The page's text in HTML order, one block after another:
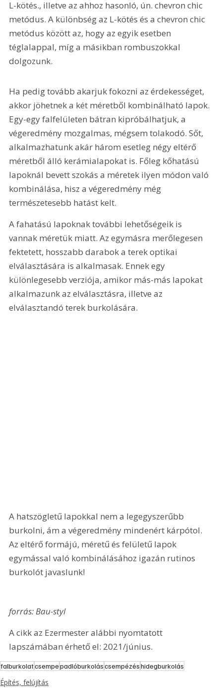
L-kötés., illetve az ahhoz hasonló, ún. chevron chic
metódus. A különbség az L-kötés és a chevron chic
metódus között az, hogy az egyik esetben
téglalappal, míg a másikban rombuszokkal
dolgozunk.
Ha pedig tovább akarjuk fokozni az érdekességet,
akkor jöhetnek a két méretből kombinálható lapok.
Egy-egy falfelületen bátran kipróbálhatjuk, a
végeredmény mozgalmas, mégsem tolakodó. Sőt,
alkalmazhatunk akár három esetleg négy eltérő
méretből álló kerámialapokat is. Főleg kőhatású
lapoknál bevett szokás a méretek ilyen módon való
kombinálása, hisz a végeredmény még
természetesebb hatást kelt.
A fahatású lapoknak további lehetőségeik is
vannak méretük miatt. Az egymásra merőlegesen
fektetett, hosszabb darabok a terek optikai
elválasztására is alkalmasak. Ennek egy
különlegesebb verziója, amikor más-más lapokat
alkalmazunk az elválasztásra, illetve az
elválasztandó terek burkolására.
A hatszögletű lapokkal nem a legegyszerűbb
burkolni, ám a végeredmény mindenért kárpótol.
Az eltérő formájú, méretű és felületű lapok
egymással való kombinálásához igazán rutinos
burkolót javaslunk!
forrás: Bau-styl
A cikk az Ezermester alábbi nyomtatott
lapszámában érhető el: 2021/június.
falburkolatcsempepadlóburkoláscsempézéshidegburkolás
Építés, felújítás